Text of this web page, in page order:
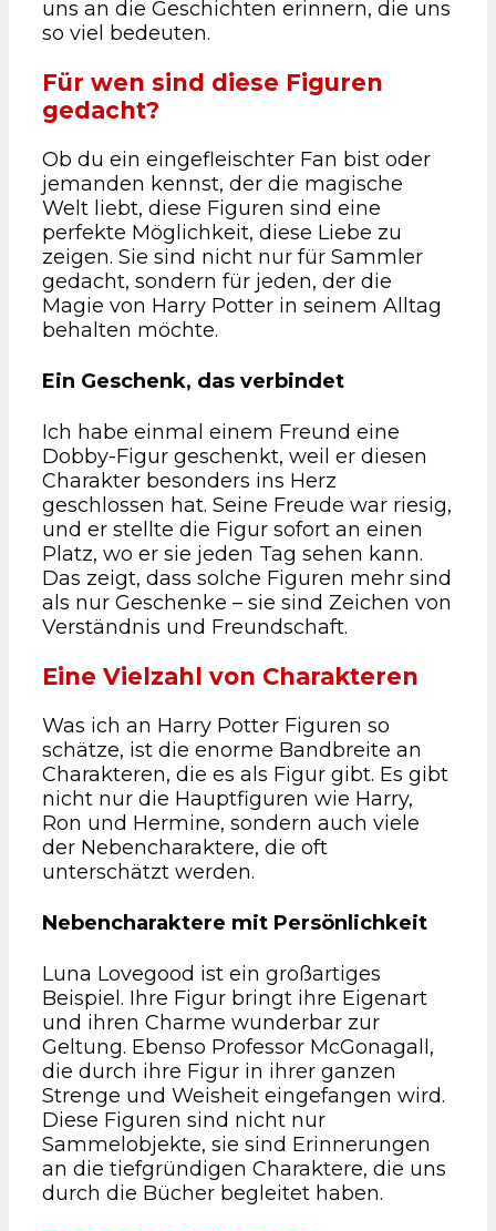
uns an die Geschichten erinnern, die uns
so viel bedeuten.
Für wen sind diese Figuren
gedacht?
Ob du ein eingefleischter Fan bist oder
jemanden kennst, der die magische
Welt liebt, diese Figuren sind eine
perfekte Möglichkeit, diese Liebe zu
zeigen. Sie sind nicht nur für Sammler
gedacht, sondern für jeden, der die
Magie von Harry Potter in seinem Alltag
behalten möchte.
Ein Geschenk, das verbindet
Ich habe einmal einem Freund eine
Dobby-Figur geschenkt, weil er diesen
Charakter besonders ins Herz
geschlossen hat. Seine Freude war riesig,
und er stellte die Figur sofort an einen
Platz, wo er sie jeden Tag sehen kann.
Das zeigt, dass solche Figuren mehr sind
als nur Geschenke – sie sind Zeichen von
Verständnis und Freundschaft.
Eine Vielzahl von Charakteren
Was ich an Harry Potter Figuren so
schätze, ist die enorme Bandbreite an
Charakteren, die es als Figur gibt. Es gibt
nicht nur die Hauptfiguren wie Harry,
Ron und Hermine, sondern auch viele
der Nebencharaktere, die oft
unterschätzt werden.
Nebencharaktere mit Persönlichkeit
Luna Lovegood ist ein großartiges
Beispiel. Ihre Figur bringt ihre Eigenart
und ihren Charme wunderbar zur
Geltung. Ebenso Professor McGonagall,
die durch ihre Figur in ihrer ganzen
Strenge und Weisheit eingefangen wird.
Diese Figuren sind nicht nur
Sammelobjekte, sie sind Erinnerungen
an die tiefgründigen Charaktere, die uns
durch die Bücher begleitet haben.